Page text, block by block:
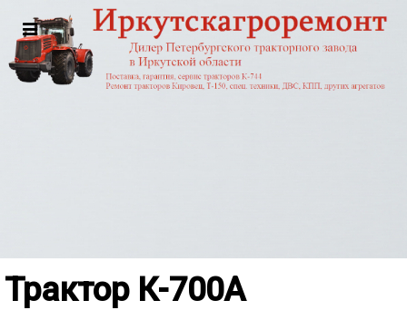
Трактор К-700А